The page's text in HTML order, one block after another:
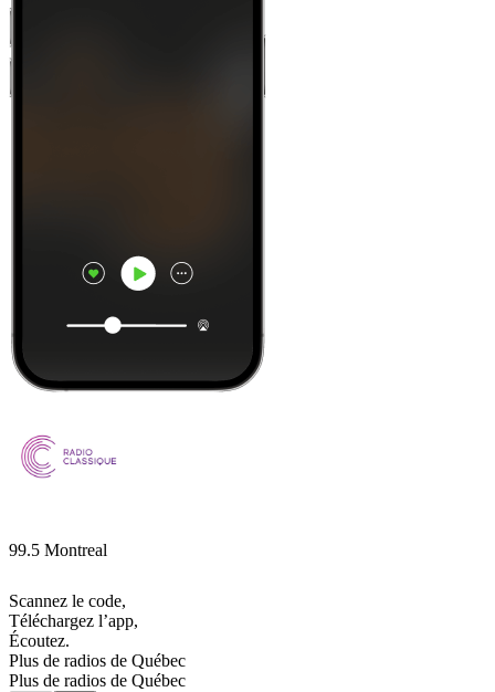
99.5 Montreal
Scannez le code,
Téléchargez l’app,
Écoutez.
Plus de radios de Québec
Plus de radios de Québec